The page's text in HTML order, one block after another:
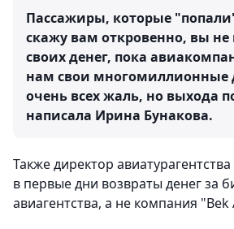
Пассажиры, которые
скажу вам откровенно, вы не
своих денег, пока
нам свои многомиллионные
очень всех жаль, но выхода
написала Ирина Бунакова.
Также директор
в первые дни возвраты денег за
авиагентства, а не компания "Bek